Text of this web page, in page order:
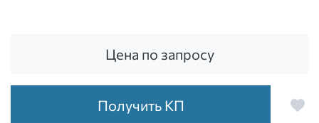
Цена по запросу
Получить КП